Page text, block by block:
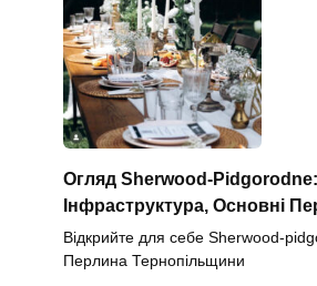
Огляд Sherwood-
Інфраструктура, Основні
Відкрийте для себе Sherwood-
Перлина Тернопільщини